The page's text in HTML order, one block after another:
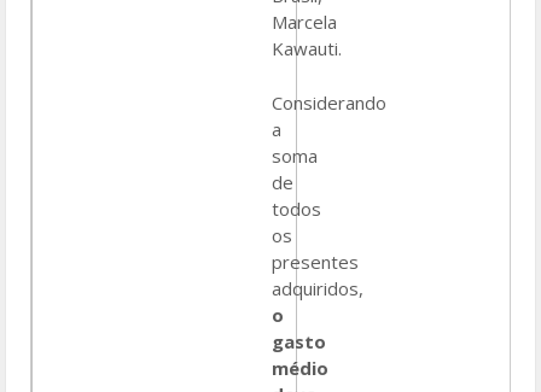
Marcela
Kawauti.
Considerando
a
soma
de
todos
os
presentes
adquiridos,
o
gasto
médio